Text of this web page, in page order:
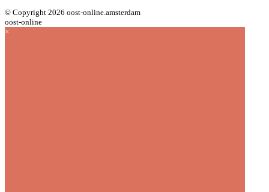
© Copyright 2026 oost-online.amsterdam
oost-online
×